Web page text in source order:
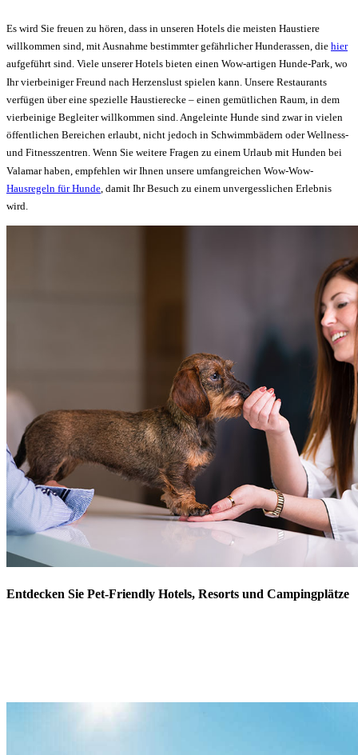
Es wird Sie freuen zu hören, dass in unseren Hotels die meisten Haustiere
willkommen sind, mit Ausnahme bestimmter gefährlicher Hunderassen, die hier
aufgeführt sind. Viele unserer Hotels bieten einen Wow-artigen Hunde-Park, wo
Ihr vierbeiniger Freund nach Herzenslust spielen kann. Unsere Restaurants
verfügen über eine spezielle Haustierecke – einen gemütlichen Raum, in dem
vierbeinige Begleiter willkommen sind. Angeleinte Hunde sind zwar in vielen
öffentlichen Bereichen erlaubt, nicht jedoch in Schwimmbädern oder Wellness-
und Fitnesszentren. Wenn Sie weitere Fragen zu einem Urlaub mit Hunden bei
Valamar haben, empfehlen wir Ihnen unsere umfangreichen Wow-Wow-
Hausregeln für Hunde , damit Ihr Besuch zu einem unvergesslichen Erlebnis
wird.
Entdecken Sie Pet-Friendly Hotels, Resorts und Campingplätze